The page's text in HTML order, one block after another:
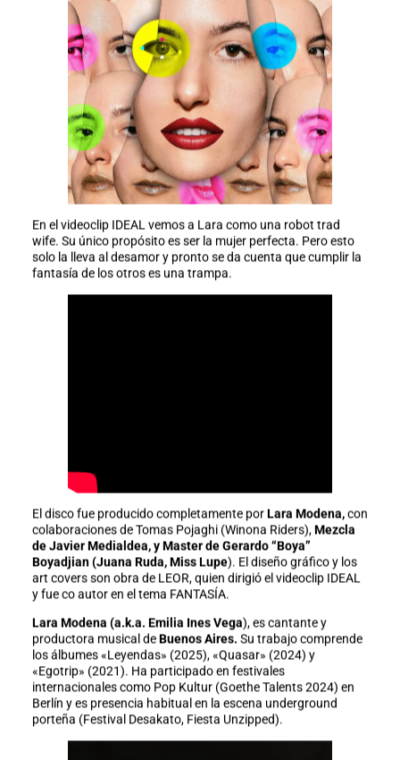
En el videoclip IDEAL vemos a Lara como una robot trad
wife. Su único propósito es ser la mujer perfecta. Pero esto
solo la lleva al desamor y pronto se da cuenta que cumplir la
fantasía de los otros es una trampa.
El disco fue producido completamente porLara Modena,con
colaboraciones de Tomas Pojaghi (Winona Riders), Mezcla
de Javier Medialdea, y Master de Gerardo “Boya”
Boyadjian (Juana Ruda, Miss Lupe). El diseño gráfico y los
art covers son obra de LEOR, quien dirigió el videoclip IDEAL
y fue co autor en el tema FANTASÍA.
Lara Modena (a.k.a. Emilia Ines Vega), es cantante y
productora musical de Buenos Aires. Su trabajo comprende
los álbumes «Leyendas» (2025), «Quasar» (2024) y
«Egotrip» (2021). Ha participado en festivales
internacionales como Pop Kultur (Goethe Talents 2024) en
Berlín y es presencia habitual en la escena underground
porteña (Festival Desakato, Fiesta Unzipped).